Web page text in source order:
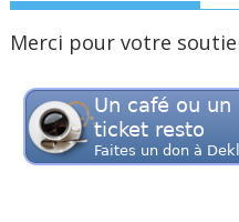
Merci pour votre